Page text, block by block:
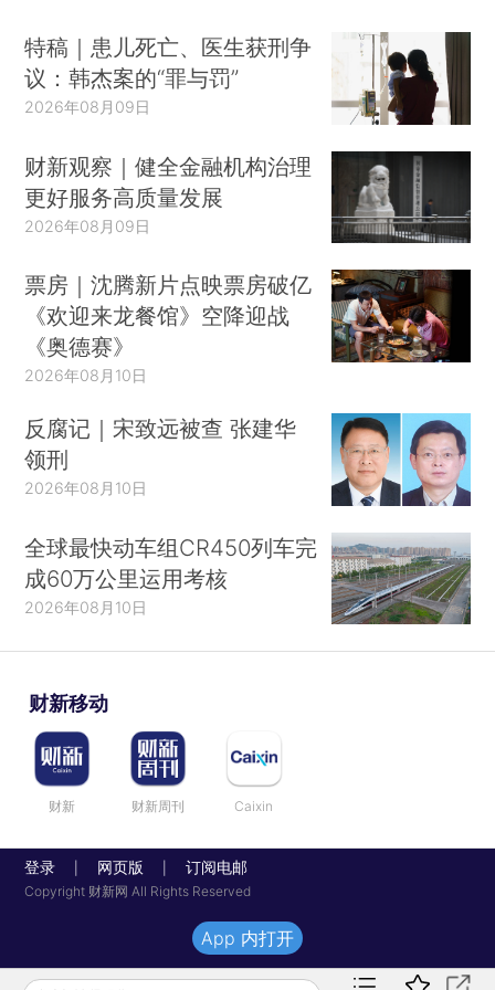
特稿｜患儿死亡、医生获刑争
议：韩杰案的“罪与罚”
2026年08月09日
财新观察｜健全金融机构治理
更好服务高质量发展
2026年08月09日
票房｜沈腾新片点映票房破亿
《欢迎来龙餐馆》空降迎战
《奥德赛》
2026年08月10日
反腐记｜宋致远被查 张建华
领刑
2026年08月10日
全球最快动车组CR450列车完
成60万公里运用考核
2026年08月10日
财新移动
财新 财新周刊 Caixin
登录 网页版 订阅电邮
Copyright 财新网 All Rights Reserved
App 内打开